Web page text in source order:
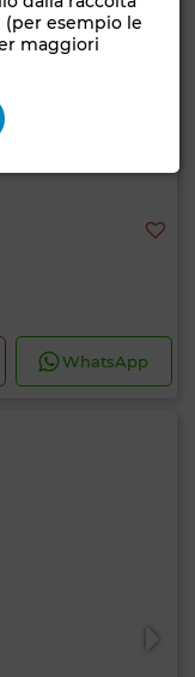
WhatsApp
esempio le
maggiori